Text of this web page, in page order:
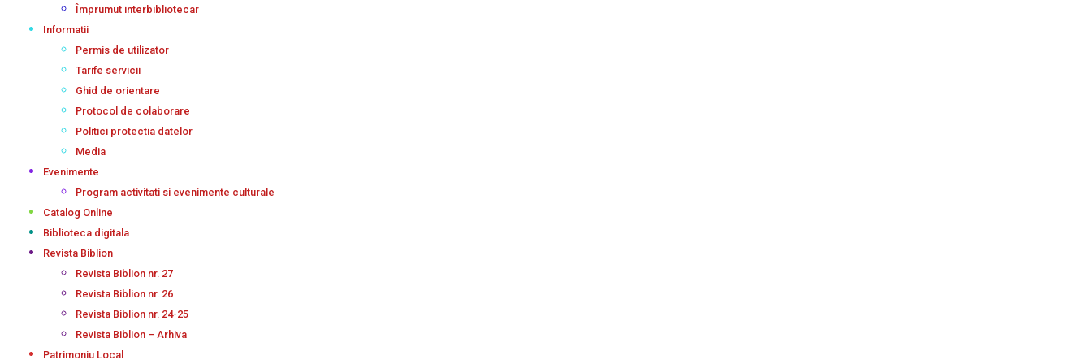
Împrumut interbibliotecar
Informatii
Permis de utilizator
Tarife servicii
Ghid de orientare
Protocol de colaborare
Politici protectia datelor
Media
Evenimente
Program activitati si evenimente culturale
Catalog Online
Biblioteca digitala
Revista Biblion
Revista Biblion nr. 27
Revista Biblion nr. 26
Revista Biblion nr. 24-25
Revista Biblion – Arhiva
Patrimoniu Local